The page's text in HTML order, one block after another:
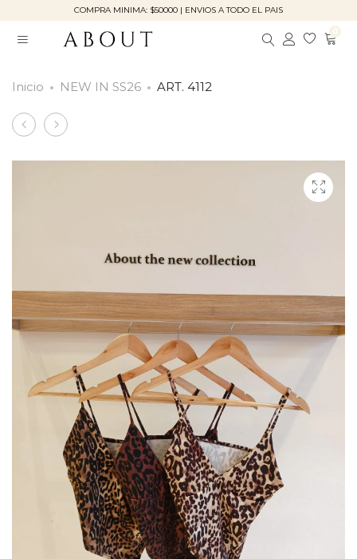
COMPRA MINIMA: $50000 | ENVIOS A TODO EL PAIS
0
Inicio NEW IN SS26 ART. 4112
Product
navigation
ART.
ART.